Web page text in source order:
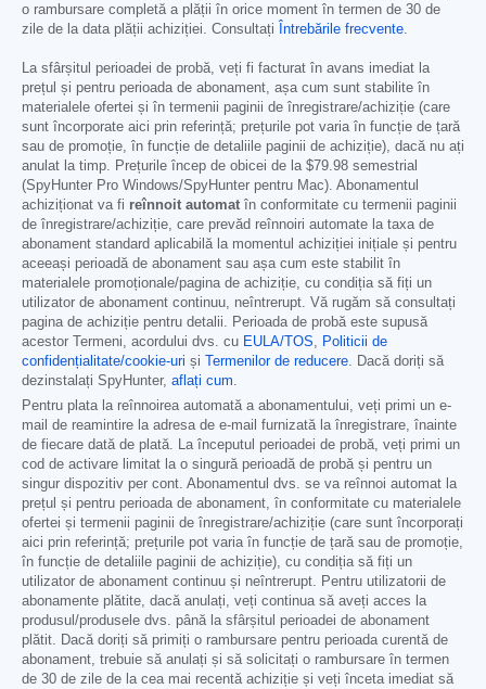
o rambursare completă a plății în orice moment în termen de 30 de
zile de la data plății achiziției. Consultați
Întrebările frecvente.
La sfârșitul perioadei de probă, veți fi facturat în avans imediat la
prețul și pentru perioada de abonament, așa cum sunt stabilite în
materialele ofertei și în termenii paginii de înregistrare/achiziție (care
sunt încorporate aici prin referință; prețurile pot varia în funcție de țară
sau de promoție, în funcție de detaliile paginii de achiziție), dacă nu ați
anulat la timp. Prețurile încep de obicei de la $79.98 semestrial
(SpyHunter Pro Windows/SpyHunter pentru Mac). Abonamentul
achiziționat va fi reînnoit automat în conformitate cu termenii paginii
de înregistrare/achiziție, care prevăd reînnoiri automate la taxa de
abonament standard aplicabilă la momentul achiziției inițiale și pentru
aceeași perioadă de abonament sau așa cum este stabilit în
materialele promoționale/pagina de achiziție, cu condiția să fiți un
utilizator de abonament continuu, neîntrerupt. Vă rugăm să consultați
pagina de achiziție pentru detalii. Perioada de probă este supusă
acestor Termeni, acordului dvs. cu EULA/TOS, Politicii de
confidențialitate/cookie-uri și Termenilor de reducere. Dacă doriți să
dezinstalați SpyHunter, aflați cum.
Pentru plata la reînnoirea automată a abonamentului, veți primi un e-
mail de reamintire la adresa de e-mail furnizată la înregistrare, înainte
de fiecare dată de plată. La începutul perioadei de probă, veți primi un
cod de activare limitat la o singură perioadă de probă și pentru un
singur dispozitiv per cont. Abonamentul dvs. se va reînnoi automat la
prețul și pentru perioada de abonament, în conformitate cu materialele
ofertei și termenii paginii de înregistrare/achiziție (care sunt încorporați
aici prin referință; prețurile pot varia în funcție de țară sau de promoție,
în funcție de detaliile paginii de achiziție), cu condiția să fiți un
utilizator de abonament continuu și neîntrerupt. Pentru utilizatorii de
abonamente plătite, dacă anulați, veți continua să aveți acces la
produsul/produsele dvs. până la sfârșitul perioadei de abonament
plătit. Dacă doriți să primiți o rambursare pentru perioada curentă de
abonament, trebuie să anulați și să solicitați o rambursare în termen
de 30 de zile de la cea mai recentă achiziție și veți înceta imediat să